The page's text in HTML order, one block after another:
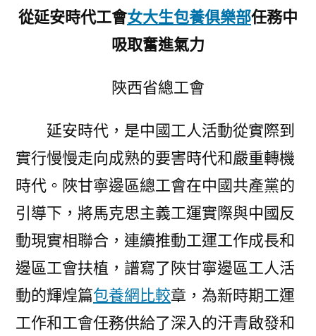
從延安時代工會女大生包養俱樂部任務中
吸取奮進氣力
陜西省總工會
延安時代，是中國工人活動從實際到
實行慢慢走向成熟的要害時代和嚴重轉機
時代。陜甘寧邊區總工會在中國共產黨的
引導下，將馬克思主義工運實際與中國反
動現實相聯合，連續推動工運工作成長和
邊區工會扶植，譜寫了陜甘寧邊區工人活
動的輝煌篇包養網比較章，為新時期工運
工作和工會任務供給了深入的汗青啟發和